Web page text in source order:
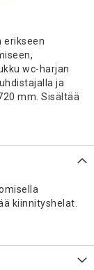
erikseen
wc-harjan
ja
mm. Sisältää
kiinnityshelat.